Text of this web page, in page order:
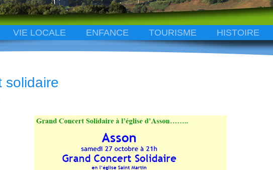
VIE LOCALE ENFANCE TOURISME HISTOIRE
solidaire